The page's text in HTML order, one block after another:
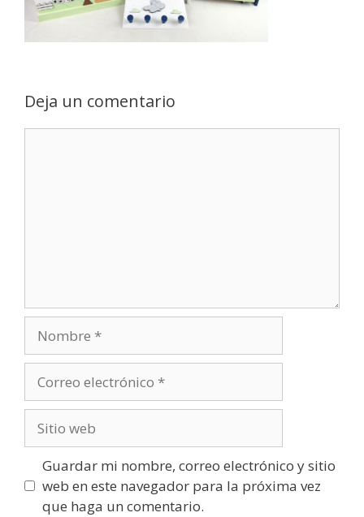
Deja un comentario
electrónico
web
Guardar mi nombre, correo electrónico y sitio
web en este navegador para la próxima vez
que haga un comentario.